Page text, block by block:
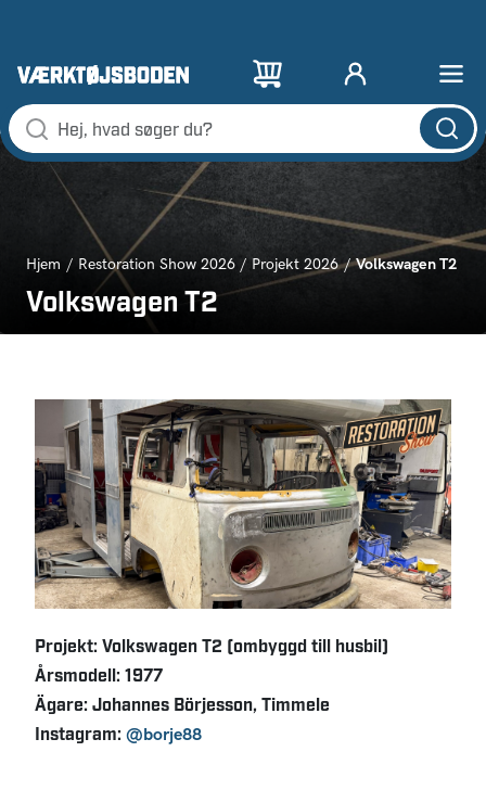
Hjem Restoration Show 2026 Projekt 2026 Volkswagen T2
Volkswagen T2
Projekt: Volkswagen T2 (ombyggd till husbil)
Årsmodell: 1977
Ägare: Johannes Börjesson, Timmele
Instagram: @borje88